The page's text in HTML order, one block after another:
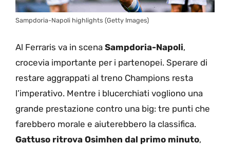
Sampdoria-Napoli highlights (Getty Images)
Al Ferraris va in scena Sampdoria-Napoli,
crocevia importante per i partenopei. Sperare di
restare aggrappati al treno Champions resta
l’imperativo. Mentre i blucerchiati vogliono una
grande prestazione contro una big: tre punti che
farebbero morale e aiuterebbero la classifica.
Gattuso ritrova Osimhen dal primo minuto,